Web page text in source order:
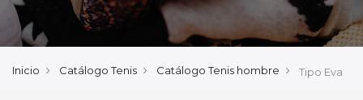
Inicio Catálogo Tenis Catálogo Tenis hombre Tipo Eva